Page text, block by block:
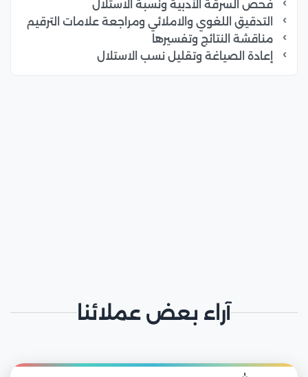
فحص السرقة الأدبية ونسبة الاستلال
التدقيق اللغوي والاملائي ومراجعة علامات الترقيم
مناقشة النتائج وتفسيرها
إعادة الصياغة وتقليل نسب الاستلال
آراء بعض عملائنا